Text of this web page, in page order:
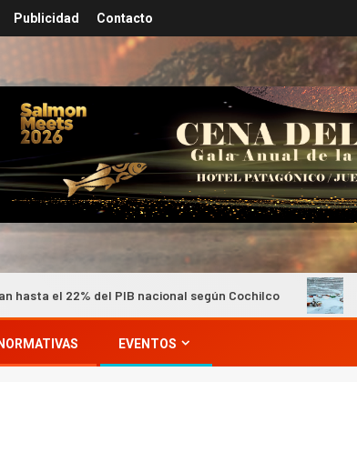
Publicidad Contacto
del PIB nacional según Cochilco Minera Los
NORMATIVAS EVENTOS